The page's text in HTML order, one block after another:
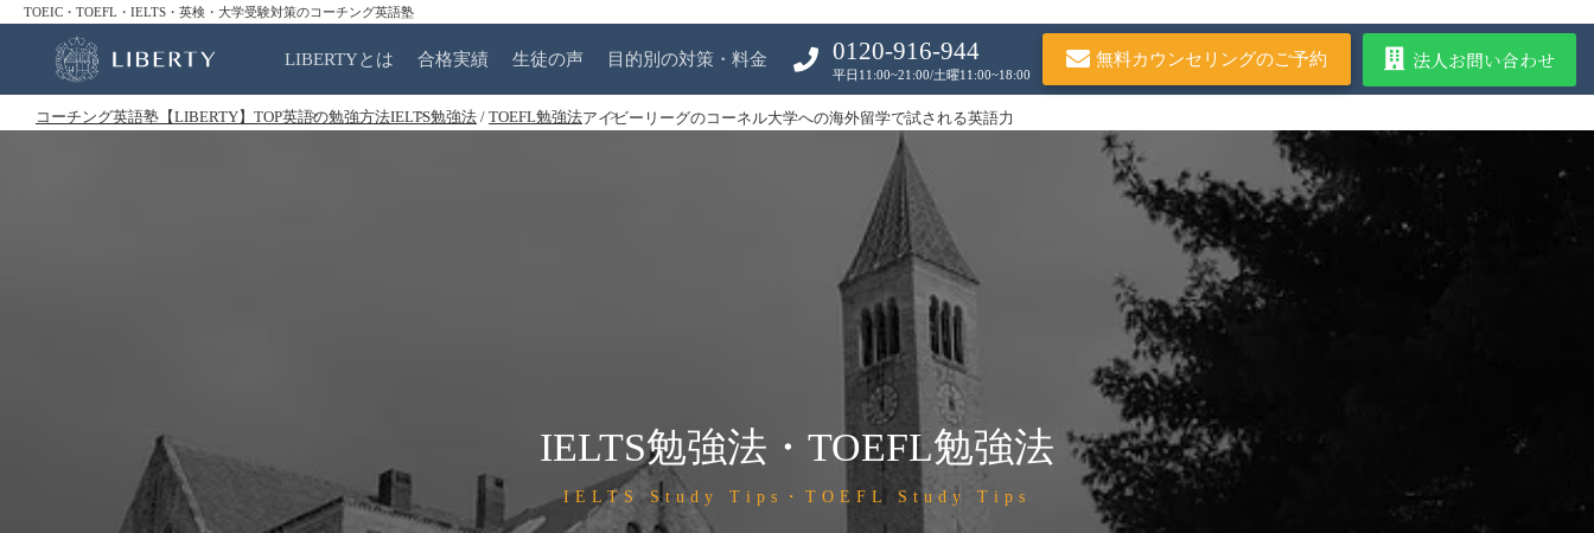
TOEIC・TOEFL・IELTS・英検・大学受験対策のコーチング英語塾
LIBERTYとは 合格実績 生徒の声 目的別の対策・料金 0120-916-944
平日11:00~21:00/土曜11:00~18:00
無料カウンセリングのご予約 法人お問い合わせ
コーチング英語塾【LIBERTY】TOP英語の勉強方法IELTS勉強法 / TOEFL勉強法アイビーリーグのコーネル大学への海外留学で試される英語力
IELTS勉強法・TOEFL勉強法
IELTS Study Tips・TOEFL Study Tips